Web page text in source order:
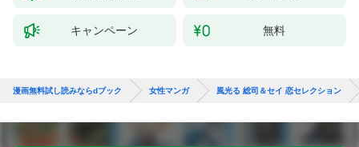
キャンペーン 無料
漫画無料試し読みならdブック 女性マンガ 風光る 総司＆セイ 恋セレクション